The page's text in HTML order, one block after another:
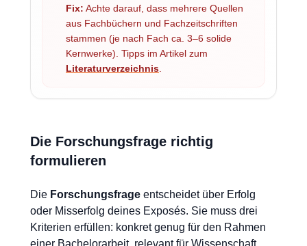
Fix: Achte darauf, dass mehrere Quellen
aus Fachbüchern und Fachzeitschriften
stammen (je nach Fach ca. 3–6 solide
Kernwerke). Tipps im Artikel zum
Literaturverzeichnis
Die Forschungsfrage richtig
formulieren
Die Forschungsfrage entscheidet über Erfolg
oder Misserfolg deines Exposés. Sie muss drei
Kriterien erfüllen: konkret genug für den Rahmen
einer Bachelorarbeit, relevant für Wissenschaft